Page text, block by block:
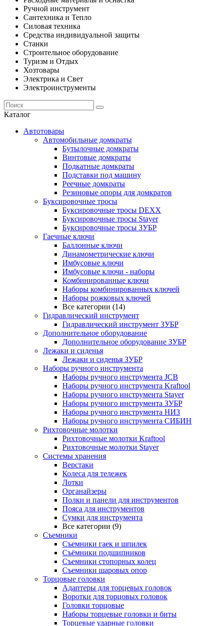
Ручной инструмент
Сантехника и Тепло
Силовая техника
Средства индивидуальной защиты
Станки
Строительное оборудование
Туризм и Отдых
Хозтовары
Электрика и Свет
Электроинструменты
Каталог
Автотовары
Автомобильные домкраты
Бутылочные домкраты
Винтовые домкраты
Подкатные домкраты
Подставки под машину
Реечные домкраты
Резиновые опоры для домкратов
Буксировочные тросы
Буксировочные тросы DEXX
Буксировочные тросы Stayer
Буксировочные тросы ЗУБР
Гаечные ключи
Баллонные ключи
Динамометрические ключи
Имбусовые ключи
Имбусовые ключи - наборы
Комбинированные ключи
Наборы комбинированных ключей
Наборы рожковых ключей
Все категории (14)
Гидравлический инструмент
Гидравлический инструмент ЗУБР
Дополнительное оборудование
Дополнительное оборудование ЗУБР
Лежаки и сиденья
Лежаки и сиденья ЗУБР
Наборы ручного инструмента
Наборы ручного инструмента JCB
Наборы ручного инструмента Kraftool
Наборы ручного инструмента Stayer
Наборы ручного инструмента ЗУБР
Наборы ручного инструмента НИЗ
Наборы ручного инструмента СИБИН
Рихтовочные молотки
Рихтовочные молотки Kraftool
Рихтовочные молотки Stayer
Системы хранения
Верстаки
Колеса для тележек
Лотки
Органайзеры
Полки и панели для инструментов
Пояса для инструментов
Сумки для инструмента
Все категории (9)
Съемники
Съемники гаек и шпилек
Съёмники подшипников
Съемники стопорных колец
Съемники шаровых опор
Торцовые головки
Адаптеры для торцевых головок
Воротки для торцовых головок
Головки торцовые
Наборы торцевые головки и биты
Торцевые ударные головки